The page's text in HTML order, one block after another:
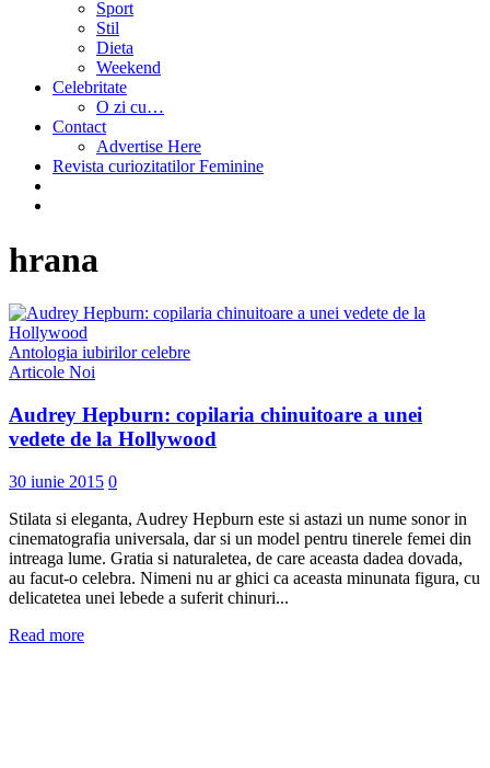
Sport
Stil
Dieta
Weekend
Celebritate
O zi cu…
Contact
Advertise Here
Revista curiozitatilor Feminine
hrana
Antologia iubirilor celebre
Articole Noi
Audrey Hepburn: copilaria chinuitoare a unei
vedete de la Hollywood
30 iunie 2015 0
Stilata si eleganta, Audrey Hepburn este si astazi un nume sonor in
cinematografia universala, dar si un model pentru tinerele femei din
intreaga lume. Gratia si naturaletea, de care aceasta dadea dovada,
au facut-o celebra. Nimeni nu ar ghici ca aceasta minunata figura, cu
delicatetea unei lebede a suferit chinuri...
Read more